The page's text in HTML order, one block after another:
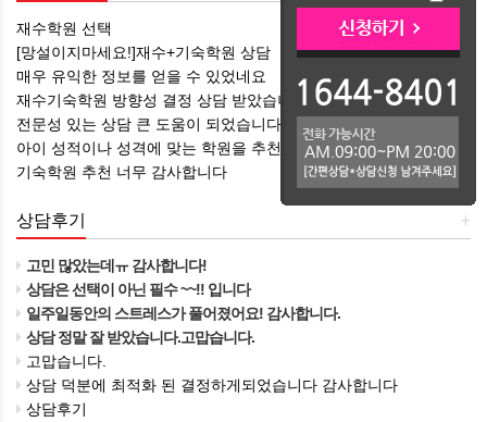
재수학원 선택
[망설이지마세요!]재수+기숙학원 상담
매우 유익한 정보를 얻을 수 있었네요
재수기숙학원 방향성 결정 상담 받았습니다 ㅎㅎ
전문성 있는 상담 큰 도움이 되었습니다
아이 성적이나 성격에 맞는 학원을 추천해 주셔서 감사합니다
기숙학원 추천 너무 감사합니다
+
상담후기
고민 많았는데ㅠ 감사합니다!
상담은 선택이 아닌 필수 ~~!! 입니다
일주일동안의 스트레스가 풀어졌어요! 감사합니다.
상담 정말 잘 받았습니다.고맙습니다.
고맙습니다.
상담 덕분에 최적화 된 결정하게되었습니다 감사합니다
상담후기